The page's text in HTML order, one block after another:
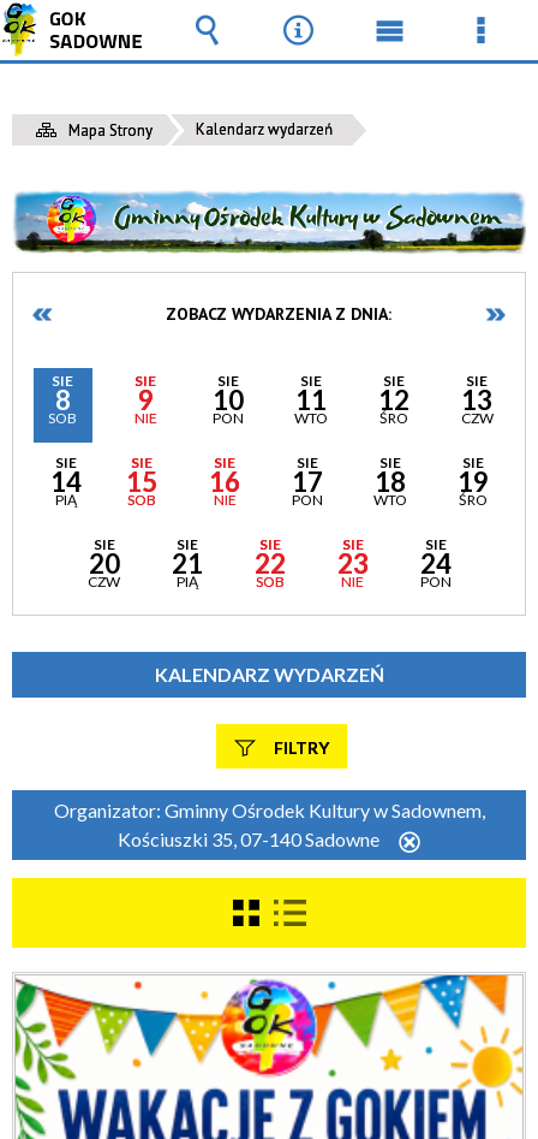
Mapa Strony Kalendarz wydarzeń
ZOBACZ WYDARZENIA Z DNIA:
SIE
8
SOB
SIE
9
NIE
SIE
10
PON
SIE
11
WTO
SIE
12
ŚRO
SIE
13
CZW
SIE
14
PIĄ
SIE
15
SOB
SIE
16
NIE
SIE
17
PON
SIE
18
WTO
SIE
19
ŚRO
SIE
20
CZW
SIE
21
PIĄ
SIE
22
SOB
SIE
23
NIE
SIE
24
PON
KALENDARZ WYDARZEŃ
FILTRY
Szukana fraza
Trwające w zakresie
—
Miejsce
Organizator: Gminny Ośrodek Kultury w Sadownem,
Kościuszki 35, 07-140 Sadowne
ten
Wyszukiwarka
Narzędzia
Menu